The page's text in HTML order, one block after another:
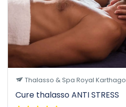
Thalasso & Spa Royal Karthago
Cure thalasso ANTI STRESS